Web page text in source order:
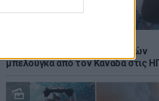
Ιστορική μεταφορά 30 φαλαινών
μπελούγκα από τον Καναδά στις